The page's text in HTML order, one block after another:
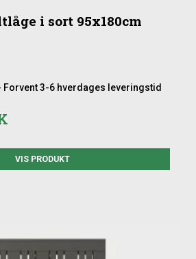
i sort 95x180cm
Forvent 3-6 hverdages leveringstid
VIS PRODUKT